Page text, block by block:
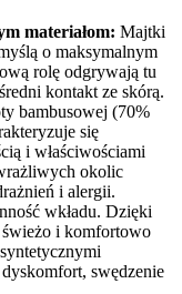
materiałom: Majtki
o maksymalnym
rolę odgrywają tu
kontakt ze skórą.
bambusowej (70%
się
i właściwościami
okolic
i alergii.
wkładu. Dzięki
świeżo i komfortowo
swędzenie